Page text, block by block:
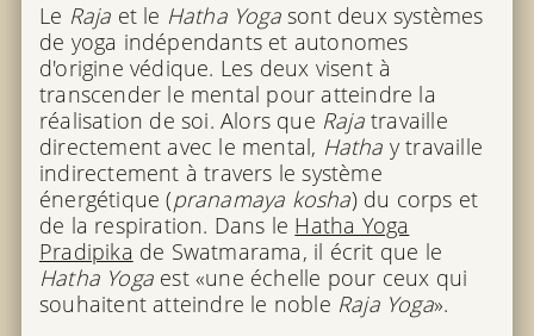
Le Raja et le Hatha Yogasont deux systèmes
de yoga indépendants et autonomes
d'origine védique. Les deux visent à
transcender le mental pour atteindre la
réalisation de soi. Alors que Rajatravaille
directement avec le mental, Hatha y travaille
indirectement à travers le système
énergétique (pranamaya kosha) du corps et
de la respiration. Dans le Hatha Yoga
Pradipika de Swatmarama, il écrit que le
Hatha Yogaest «une échelle pour ceux qui
souhaitent atteindre le noble Raja Yoga».